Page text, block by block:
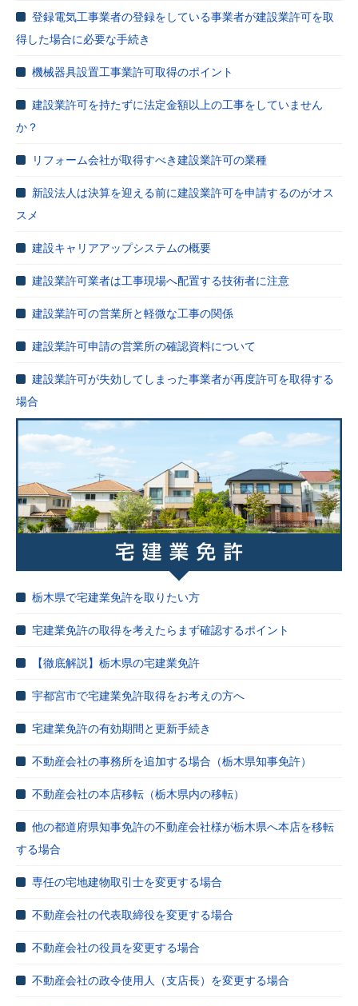
登録電気工事業者の登録をしている事業者が建設業許可を取
得した場合に必要な手続き
機械器具設置工事業許可取得のポイント
建設業許可を持たずに法定金額以上の工事をしていません
か？
リフォーム会社が取得すべき建設業許可の業種
新設法人は決算を迎える前に建設業許可を申請するのがオス
スメ
建設キャリアアップシステムの概要
建設業許可業者は工事現場へ配置する技術者に注意
建設業許可の営業所と軽微な工事の関係
建設業許可申請の営業所の確認資料について
建設業許可が失効してしまった事業者が再度許可を取得する
場合
栃木県で宅建業免許を取りたい方
宅建業免許の取得を考えたらまず確認するポイント
【徹底解説】栃木県の宅建業免許
宇都宮市で宅建業免許取得をお考えの方へ
宅建業免許の有効期間と更新手続き
不動産会社の事務所を追加する場合（栃木県知事免許）
不動産会社の本店移転（栃木県内の移転）
他の都道府県知事免許の不動産会社様が栃木県へ本店を移転
する場合
専任の宅地建物取引士を変更する場合
不動産会社の代表取締役を変更する場合
不動産会社の役員を変更する場合
不動産会社の政令使用人（支店長）を変更する場合